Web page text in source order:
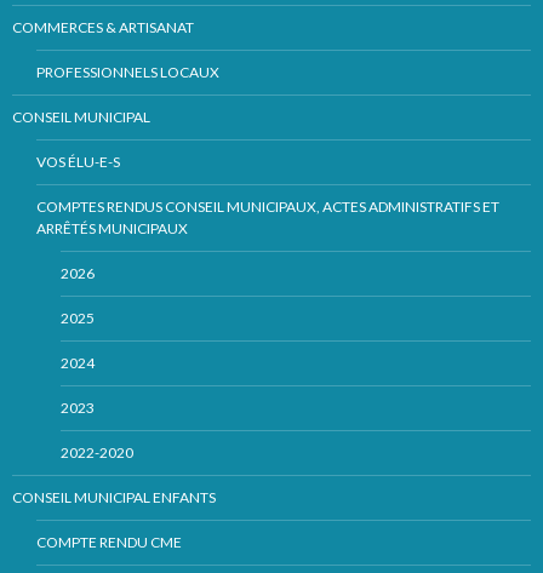
COMMERCES & ARTISANAT
PROFESSIONNELS LOCAUX
CONSEIL MUNICIPAL
VOS ÉLU-E-S
COMPTES RENDUS CONSEIL MUNICIPAUX, ACTES ADMINISTRATIFS ET
ARRÊTÉS MUNICIPAUX
2026
2025
2024
2023
2022-2020
CONSEIL MUNICIPAL ENFANTS
COMPTE RENDU CME